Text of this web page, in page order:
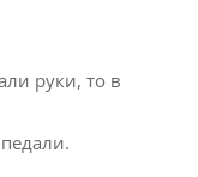
руки, то в